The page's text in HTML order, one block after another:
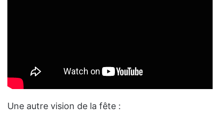
Une autre vision de la fête :